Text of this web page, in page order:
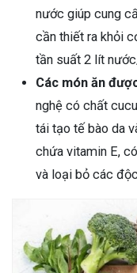
nước giúp cung
cần thiết ra khỏi
tần suất 2 lít
Các món ăn
nghệ có chất
tái tạo tế bào da
chứa vitamin E,
và loại bỏ các